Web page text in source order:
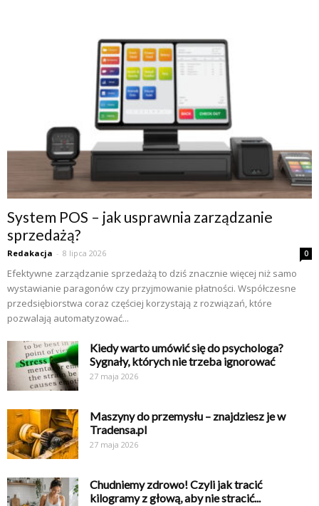
System POS – jak usprawnia zarządzanie
sprzedażą?
Redakacja - 8 lipca 2026 0
Efektywne zarządzanie sprzedażą to dziś znacznie więcej niż samo
wystawianie paragonów czy przyjmowanie płatności. Współczesne
przedsiębiorstwa coraz częściej korzystają z rozwiązań, które
pozwalają automatyzować...
Kiedy warto umówić się do psychologa?
Sygnały, których nie trzeba ignorować
27 maja 2026
Maszyny do przemysłu – znajdziesz je w
Tradensa.pl
27 maja 2026
Chudniemy zdrowo! Czyli jak tracić
kilogramy z głową, aby nie stracić...